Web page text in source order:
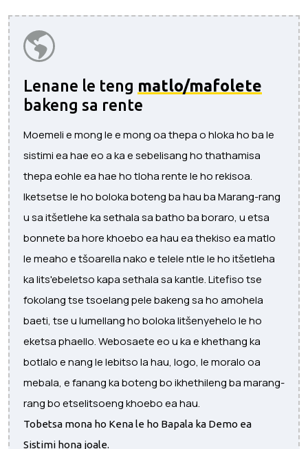
Lenane le teng matlo/mafolete
bakeng sa rente
Moemeli e mong le e mong oa thepa o hloka ho ba le
sistimi ea hae eo a ka e sebelisang ho thathamisa
thepa eohle ea hae ho tloha rente le ho rekisoa.
Iketsetse le ho boloka boteng ba hau ba Marang-rang
u sa itšetlehe ka sethala sa batho ba boraro, u etsa
bonnete ba hore khoebo ea hau ea thekiso ea matlo
le meaho e tšoarella nako e telele ntle le ho itšetleha
ka lits'ebeletso kapa sethala sa kantle. Litefiso tse
fokolang tse tsoelang pele bakeng sa ho amohela
baeti, tse u lumellang ho boloka litšenyehelo le ho
eketsa phaello. Webosaete eo u ka e khethang ka
botlalo e nang le lebitso la hau, logo, le moralo oa
mebala, e fanang ka boteng bo ikhethileng ba marang-
rang bo etselitsoeng khoebo ea hau.
Tobetsa mona ho Kena le ho Bapala ka Demo ea
Sistimi hona joale.